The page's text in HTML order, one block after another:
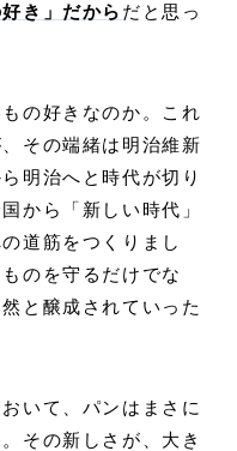
き」だから だと思っ
の好きなのか。これ
その端緒は明治維新
明治へと時代が切り
から「新しい時代」
道筋をつくりまし
のを守るだけでな
と醸成されていった
いて、パンはまさに
その新しさが、大き